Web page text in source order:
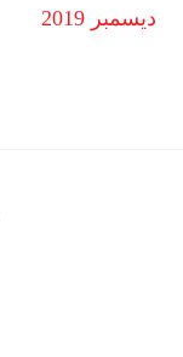
ديسمبر 2019